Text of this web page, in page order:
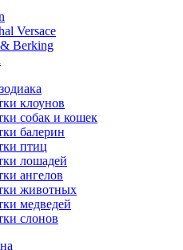
Versace
Berking
клоунов
собак и кошек
балерин
птиц
лошадей
ангелов
животных
медведей
слонов